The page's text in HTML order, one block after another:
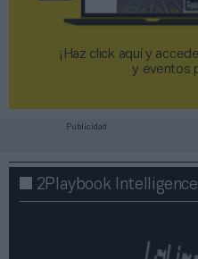
¡Haz click aquí y
y eventos
Publicidad
2Playbook